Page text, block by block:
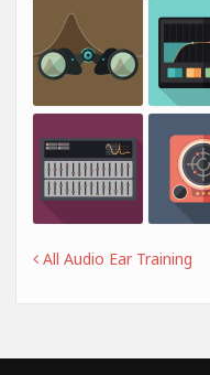
All Audio Ear Training